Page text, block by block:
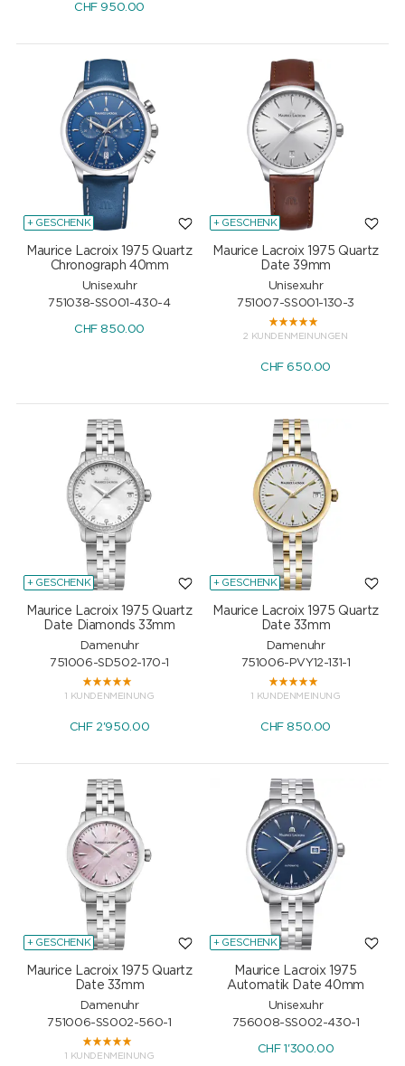
CHF950.00
+ GESCHENK
Maurice Lacroix 1975 Quartz
Chronograph 40mm
Unisexuhr
751038-SS001-430-4
CHF850.00
+ GESCHENK
Maurice Lacroix 1975 Quartz
Date 39mm
Unisexuhr
751007-SS001-130-3
2 KUNDENMEINUNGEN
CHF650.00
+ GESCHENK
Maurice Lacroix 1975 Quartz
Date Diamonds 33mm
Damenuhr
751006-SD502-170-1
1 KUNDENMEINUNG
CHF2'950.00
+ GESCHENK
Maurice Lacroix 1975 Quartz
Date 33mm
Damenuhr
751006-PVY12-131-1
1 KUNDENMEINUNG
CHF850.00
+ GESCHENK
Maurice Lacroix 1975 Quartz
Date 33mm
Damenuhr
751006-SS002-560-1
1 KUNDENMEINUNG
+ GESCHENK
Maurice Lacroix 1975
Automatik Date 40mm
Unisexuhr
756008-SS002-430-1
CHF1'300.00